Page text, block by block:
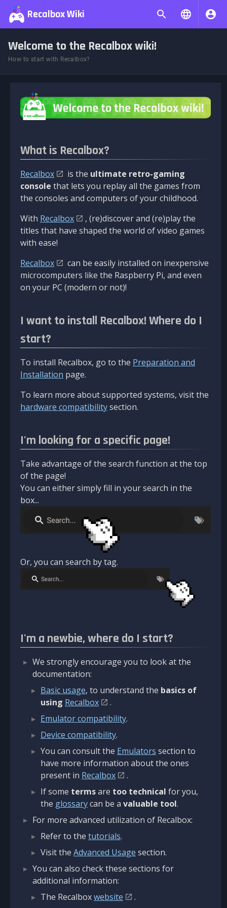
Recalbox Wiki
Welcome to the Recalbox wiki!
How to start with Recalbox?
What is Recalbox?
Recalbox is the ultimate retro-gaming
console that lets you replay all the games from
the consoles and computers of your childhood.
With Recalbox
, (re)discover and (re)play the
titles that have shaped the world of video games
with ease!
Recalbox
can be easily installed on inexpensive
microcomputers like the Raspberry Pi, and even
on your PC (modern or not)!
I want to install Recalbox! Where do I
start?
To install Recalbox, go to the Preparation and
Installation page.
To learn more about supported systems, visit the
hardware compatibilitysection.
I'm looking for a specific page!
Take advantage of the search function at the top
of the page!
You can either simply fill in your search in the
box...
Or, you can search by tag.
I'm a newbie, where do I start?
We strongly encourage you to look at the
documentation:
Basic usage, to understand the basics of
using Recalbox
.
Emulator compatibility.
Device compatibility.
You can consult the Emulators section to
have more information about the ones
present in Recalbox
.
If some termsare too technical for you,
the glossarycan be a valuable tool.
For more advanced utilization of Recalbox:
Refer to the tutorials.
Visit the Advanced Usage section.
You can also check these sections for
additional information:
The Recalboxwebsite
.